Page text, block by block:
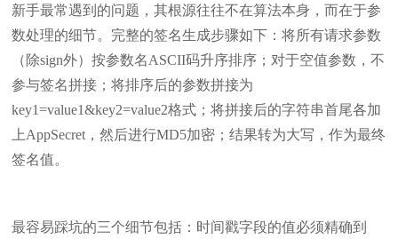
新手最常遇到的问题，其根源往往不在算法本身，而在于参
数处理的细节。完整的签名生成步骤如下：将所有请求参数
（除sign外）按参数名ASCII码升序排序；对于空值参数，不
参与签名拼接；将排序后的参数拼接为
key1=value1&key2=value2格式；将拼接后的字符串首尾各加
上AppSecret，然后进行MD5加密；结果转为大写，作为最终
签名值。
最容易踩坑的三个细节包括：时间戳字段的值必须精确到